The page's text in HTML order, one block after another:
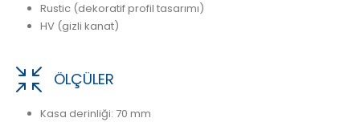
Rustic (dekoratif profil tasarımı)
HV (gizli kanat)
ÖLÇÜLER
Kasa derinliği: 70 mm